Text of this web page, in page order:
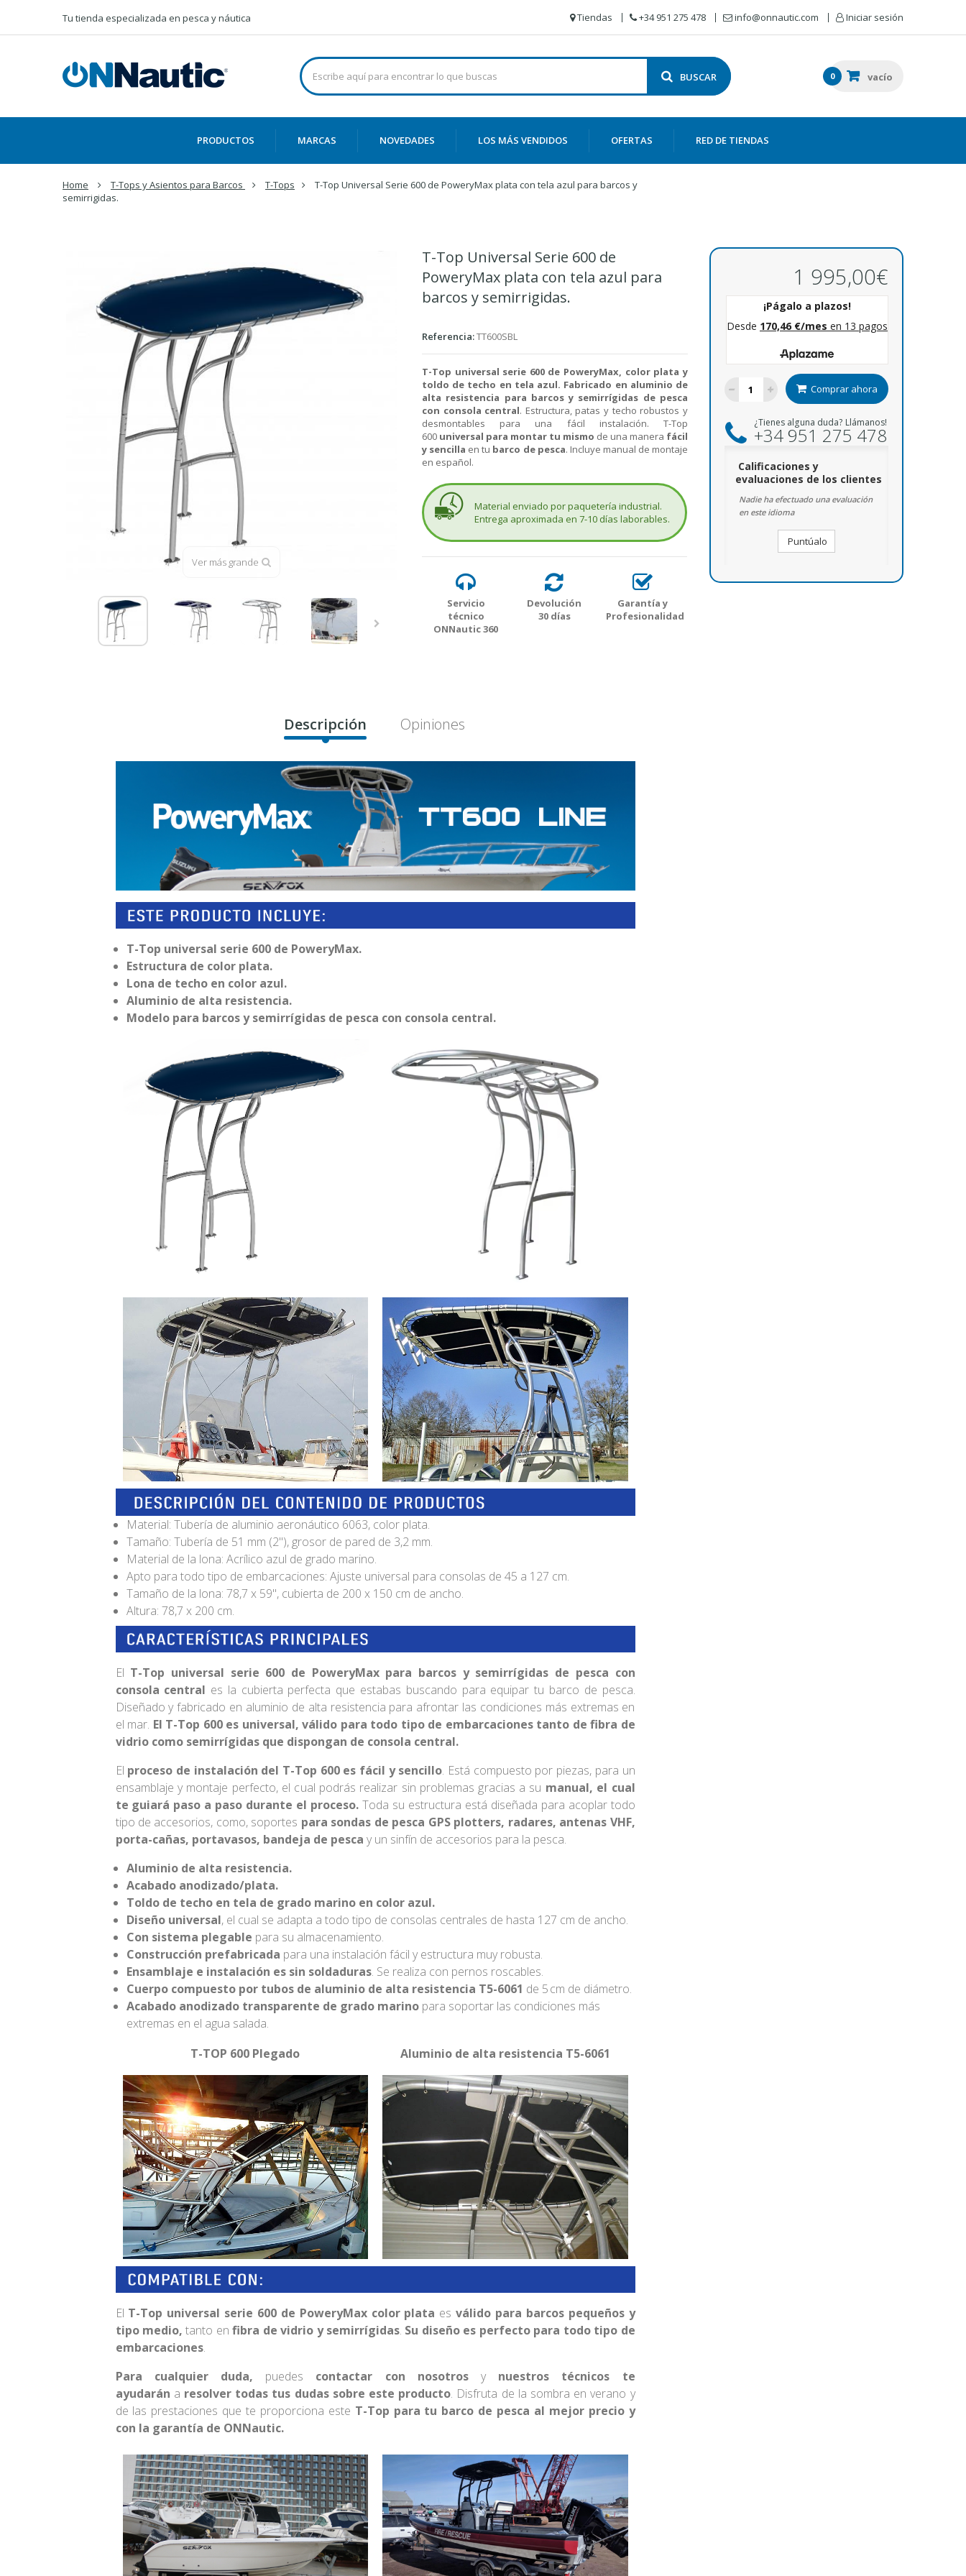
Tu tienda especializada en pesca y náutica Tiendas +34 951 275 478 info@onnautic.com Iniciar sesión
BUSCAR 0 vacío
PRODUCTOS MARCAS NOVEDADES LOS MÁS VENDIDOS OFERTAS RED DE TIENDAS
Home T-Tops y Asientos para Barcos T-Tops
T-Top Universal Serie 600 de PoweryMax plata con tela azul para barcos y
semirrigidas.
Ver más grande
T-Top Universal Serie 600 de
PoweryMax plata con tela azul para
barcos y semirrigidas.
Referencia:TT600SBL
T-Top universal serie 600 de PoweryMax, color plata y
toldo de techo en tela azul. Fabricado en aluminio de
alta resistencia para barcos y semirrígidas de pesca
con consola central. Estructura, patas y techo robustos y
desmontables para una fácil instalación. T-Top
600 universal para montar tu mismo de una manera fácil
y sencilla en tu barco de pesca. Incluye manual de montaje
en español.
Material enviado por paquetería industrial.
Entrega aproximada en 7-10 días laborables.
Servicio
técnico
ONNautic 360
Devolución
30 días
Garantía y
Profesionalidad
1 995,00€
Comprar ahora
¿Tienes alguna duda? Llámanos!
+34 951 275 478
Calificaciones y
evaluaciones de los clientes
Nadie ha efectuado una evaluación
en este idioma
Puntúalo
Descripción Opiniones
T-Top universal serie 600 de PoweryMax.
Estructura de color plata.
Lona de techo en color azul.
Aluminio de alta resistencia.
Modelo para barcos y semirrígidas de pesca con consola central.
Material: Tubería de aluminio aeronáutico 6063, color plata.
Tamaño: Tubería de 51 mm (2"), grosor de pared de 3,2 mm.
Material de la lona: Acrílico azul de grado marino.
Apto para todo tipo de embarcaciones: Ajuste universal para consolas de 45 a 127 cm.
Tamaño de la lona: 78,7 x 59", cubierta de 200 x 150 cm de ancho.
Altura: 78,7 x 200 cm.
El T-Top universal serie 600 de PoweryMax para barcos y semirrígidas de pesca con
consola central es la cubierta perfecta que estabas buscando para equipar tu barco de pesca.
Diseñado y fabricado en aluminio de alta resistencia para afrontar las condiciones más extremas en
el mar. El T-Top 600 es universal, válido para todo tipo de embarcaciones tanto de fibra de
vidrio como semirrígidas que dispongan de consola central.
El proceso de instalación del T-Top 600 es fácil y sencillo. Está compuesto por piezas, para un
ensamblaje y montaje perfecto, el cual podrás realizar sin problemas gracias a su manual, el cual
te guiará paso a paso durante el proceso. Toda su estructura está diseñada para acoplar todo
tipo de accesorios, como, soportes para sondas de pesca GPS plotters, radares, antenas VHF,
porta-cañas, portavasos, bandeja de pesca y un sinfín de accesorios para la pesca.
Aluminio de alta resistencia.
Acabado anodizado/plata.
Toldo de techo en tela de grado marino en color azul.
Diseño universal, el cual se adapta a todo tipo de consolas centrales de hasta 127 cm de ancho.
Con sistema plegable para su almacenamiento.
Construcción prefabricada para una instalación fácil y estructura muy robusta.
Ensamblaje e instalación es sin soldaduras. Se realiza con pernos roscables.
Cuerpo compuesto por tubos de aluminio de alta resistencia T5-6061 de 5 cm de diámetro.
Acabado anodizado transparente de grado marinopara soportar las condiciones más
extremas en el agua salada.
T-TOP 600 Plegado
Aluminio de alta resistencia T5-6061
El T-Top universal serie 600 de PoweryMax color plata esválido para barcos pequeños y
tipo medio, tanto enfibra de vidrio y semirrígidas. Su diseño es perfecto para todo tipo de
embarcaciones.
Para cualquier duda, puedes contactar con nosotrosy nuestros técnicos te
ayudarán a resolver todas tus dudas sobre este producto. Disfruta de la sombra en verano y
de las prestaciones que te proporciona este T-Top para tu barco de pesca al mejor precio y
con la garantía de ONNautic.